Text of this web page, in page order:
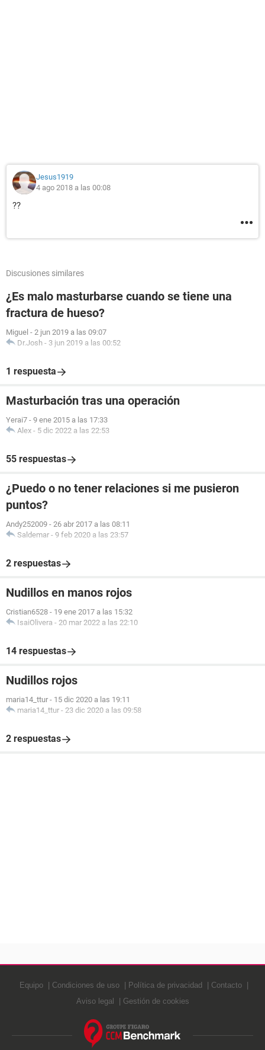
Jesus1919
4 ago 2018 a las 00:08
??
Discusiones similares
¿Es malo masturbarse cuando se tiene una
fractura de hueso?
Miguel - 2 jun 2019 a las 09:07
Dr.Josh - 3 jun 2019 a las 00:52
1 respuesta
Masturbación tras una operación
Yerai7 - 9 ene 2015 a las 17:33
Alex - 5 dic 2022 a las 22:53
55 respuestas
¿Puedo o no tener relaciones si me pusieron
puntos?
Andy252009 - 26 abr 2017 a las 08:11
Saldemar - 9 feb 2020 a las 23:57
2 respuestas
Nudillos en manos rojos
Cristian6528 - 19 ene 2017 a las 15:32
IsaiOlivera - 20 mar 2022 a las 22:10
14 respuestas
Nudillos rojos
maria14_ttur - 15 dic 2020 a las 19:11
maria14_ttur - 23 dic 2020 a las 09:58
2 respuestas
Equipo Condiciones de uso Política de privacidad
Contacto
Aviso legal
Gestión de cookies